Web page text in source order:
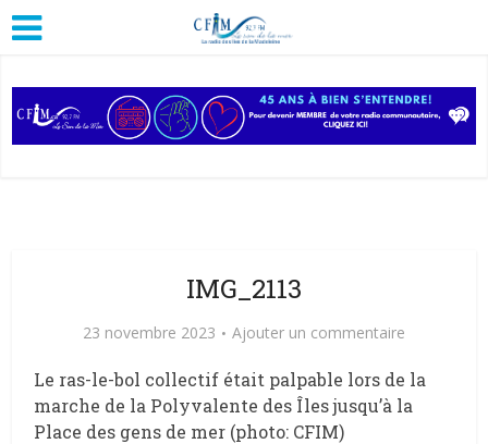
IMG_2113
23 novembre 2023 Ajouter un commentaire
Le ras-le-bol collectif était palpable lors de la
marche de la Polyvalente des Îles jusqu’à la
Place des gens de mer (photo: CFIM)